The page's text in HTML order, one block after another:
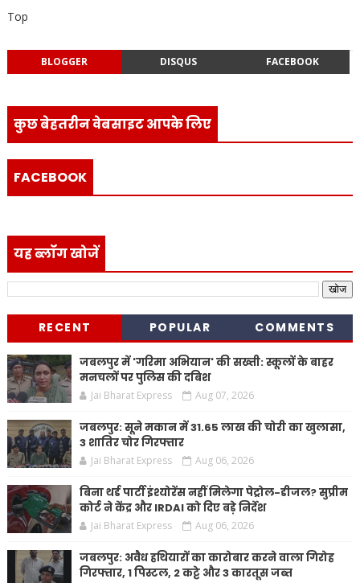
Top
BLOGGER DISQUS FACEBOOK
कुछ बेहतरीन वेबसाइट आपके लिए
FACEBOOK
यह ब्लॉग खोजें
RECENT POPULAR COMMENTS
जबलपुर में 'गरिमा अभियान' की सख्ती: स्कूलों के बाहर
मनचलों पर पुलिस की दबिश
Jai Bharat Express Aug 07, 2026
जबलपुर: सूने मकान में 31.65 लाख की चोरी का खुलासा,
3 शातिर चोर गिरफ्तार
Jai Bharat Express Aug 06, 2026
बिना थर्ड पार्टी इंश्योरेंस नहीं मिलेगा पेट्रोल-डीजल? सुप्रीम
कोर्ट ने केंद्र और IRDAI को दिए बड़े निर्देश
Jai Bharat Express Aug 06, 2026
जबलपुर: अवैध हथियारों का कारोबार करने वाला गिरोह
गिरफ्तार, 1 पिस्टल, 2 कट्टे और 3 कारतूस जब्त